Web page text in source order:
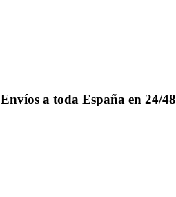
Envíos a toda España en 24/48